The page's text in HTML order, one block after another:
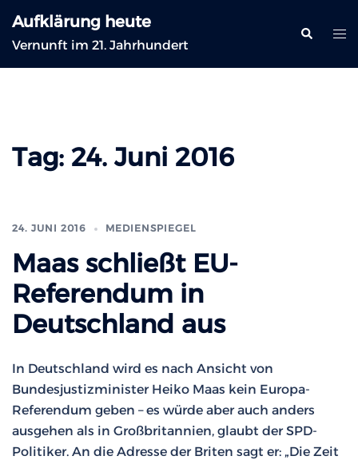
Inhalt
springen
Aufklärung heute
Vernunft im 21. Jahrhundert
Suche
Tag: 24. Juni 2016
24. JUNI 2016 MEDIENSPIEGEL
Maas schließt EU-
Referendum in
Deutschland aus
In Deutschland wird es nach Ansicht von
Bundesjustizminister Heiko Maas kein Europa-
Referendum geben – es würde aber auch anders
ausgehen als in Großbritannien, glaubt der SPD-
Politiker. An die Adresse der Briten sagt er: „Die Zeit